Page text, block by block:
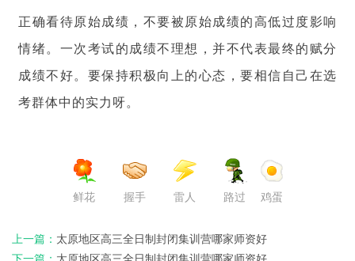
正确看待原始成绩，不要被原始成绩的高低过度影响
情绪。一次考试的成绩不理想，并不代表最终的赋分
成绩不好。要保持积极向上的心态，要相信自己在选
考群体中的实力呀。
鲜花 握手 雷人 路过 鸡蛋
上一篇： 太原地区高三全日制封闭集训营哪家师资好
下一篇： 太原地区高三全日制封闭集训营哪家师资好